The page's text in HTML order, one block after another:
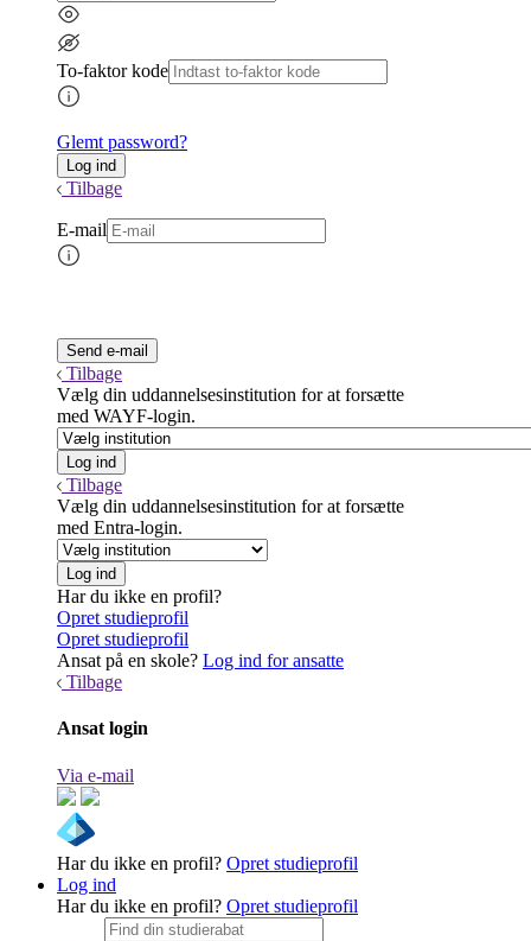
To-faktor kode
Glemt password?
Tilbage
E-mail
Tilbage
Vælg din uddannelsesinstitution for at forsætte
med WAYF-login.
Tilbage
Vælg din uddannelsesinstitution for at forsætte
med Entra-login.
Har du ikke en profil?
Opret studieprofil
Opret studieprofil
Ansat på en skole? Log ind for ansatte
Tilbage
Ansat login
Via e-mail
Har du ikke en profil? Opret studieprofil
Log ind
Har du ikke en profil? Opret studieprofil